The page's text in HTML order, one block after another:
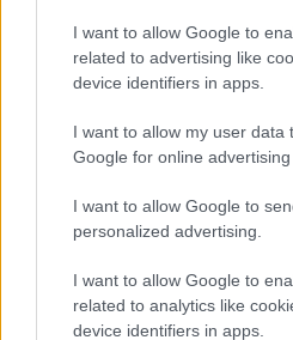
I want to allow Google to
related to advertising like
device identifiers in apps.
I want to allow my user data
Google for online advertising
I want to allow Google to
personalized advertising.
I want to allow Google to
related to analytics like
device identifiers in apps.
κατατίθενται για να
να υπάρχει πραγματική
ενημέρωση της χώρας».
κυβέρνηση του κ.
μην έχουμε, ούτε
ανεξάρτητη ενημέρωση
ζήτημα συνδέεται με τα